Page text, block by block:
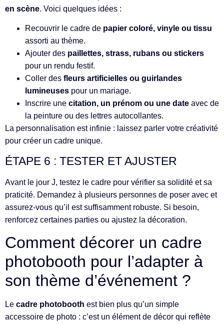
en scène. Voici quelques idées :
Recouvrir le cadre de papier coloré, vinyle ou tissu
assorti au thème.
Ajouter des paillettes, strass, rubans ou stickers
pour un rendu festif.
Coller des fleurs artificielles ou guirlandes
lumineuses pour un mariage.
Inscrire une citation, un prénom ou une date avec de
la peinture ou des lettres autocollantes.
La personnalisation est infinie : laissez parler votre créativité
pour créer un cadre unique.
ÉTAPE 6 : TESTER ET AJUSTER
Avant le jour J, testez le cadre pour vérifier sa solidité et sa
praticité. Demandez à plusieurs personnes de poser avec et
assurez-vous qu’il est suffisamment robuste. Si besoin,
renforcez certaines parties ou ajustez la décoration.
Comment décorer un cadre
photobooth pour l’adapter à
son thème d’événement ?
Le cadre photobooth est bien plus qu’un simple
accessoire de photo : c’est un élément de décor qui reflète